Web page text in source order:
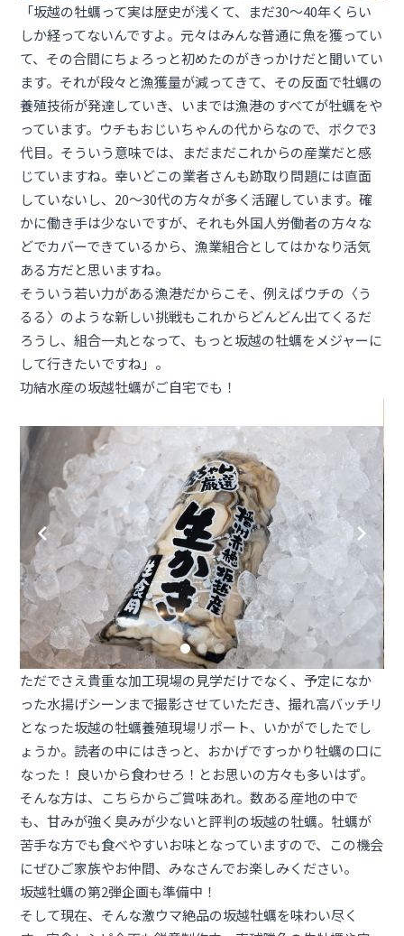
「坂越の牡蠣って実は歴史が浅くて、まだ30〜40年くらい
しか経ってないんですよ。元々はみんな普通に魚を獲ってい
て、その合間にちょろっと初めたのがきっかけだと聞いてい
ます。それが段々と漁獲量が減ってきて、その反面で牡蠣の
養殖技術が発達していき、いまでは漁港のすべてが牡蠣をや
っています。ウチもおじいちゃんの代からなので、ボクで3
代目。そういう意味では、まだまだこれからの産業だと感
じていますね。幸いどこの業者さんも跡取り問題には直面
していないし、20〜30代の方々が多く活躍しています。確
かに働き手は少ないですが、それも外国人労働者の方々な
どでカバーできているから、漁業組合としてはかなり活気
ある方だと思いますね。
そういう若い力がある漁港だからこそ、例えばウチの〈う
るる〉のような新しい挑戦もこれからどんどん出てくるだ
ろうし、組合一丸となって、もっと坂越の牡蠣をメジャーに
して行きたいですね」。
功結水産の坂越牡蠣がご自宅でも！
ただでさえ貴重な加工現場の見学だけでなく、予定になか
った水揚げシーンまで撮影させていただき、撮れ高バッチリ
となった坂越の牡蠣養殖現場リポート、いかがでしたでし
ょうか。読者の中にはきっと、おかげですっかり牡蠣の口に
なった！ 良いから食わせろ！とお思いの方々も多いはず。
そんな方は、 こちらからご賞味あれ。数ある産地の中で
も、甘みが強く臭みが少ないと評判の坂越の牡蠣。牡蠣が
苦手な方でも食べやすいお味となっていますので、この機会
にぜひご家族やお仲間、みなさんでお楽しみください。
坂越牡蠣の第2弾企画も準備中！
そして現在、そんな激ウマ絶品の坂越牡蠣を味わい尽く